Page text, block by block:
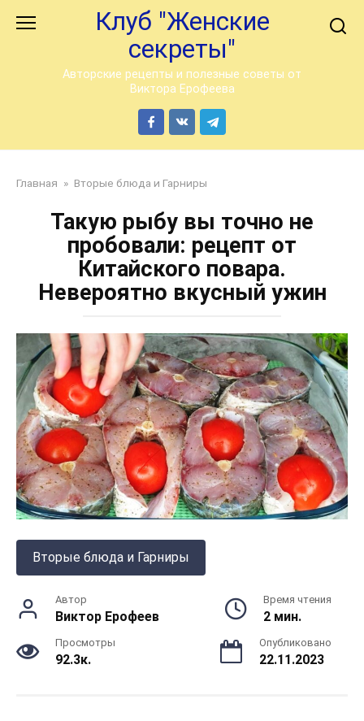
Клуб "Женские
секреты"
Авторские рецепты и полезные советы от
Виктора Ерофеева
Главная » Вторые блюда и Гарниры
Такую рыбу вы точно не
пробовали: рецепт от
Китайского повара.
Невероятно вкусный ужин
Вторые блюда и Гарниры
Автор
Виктор Ерофеев
Время чтения
2 мин.
Просмотры
92.3к.
Опубликовано
22.11.2023